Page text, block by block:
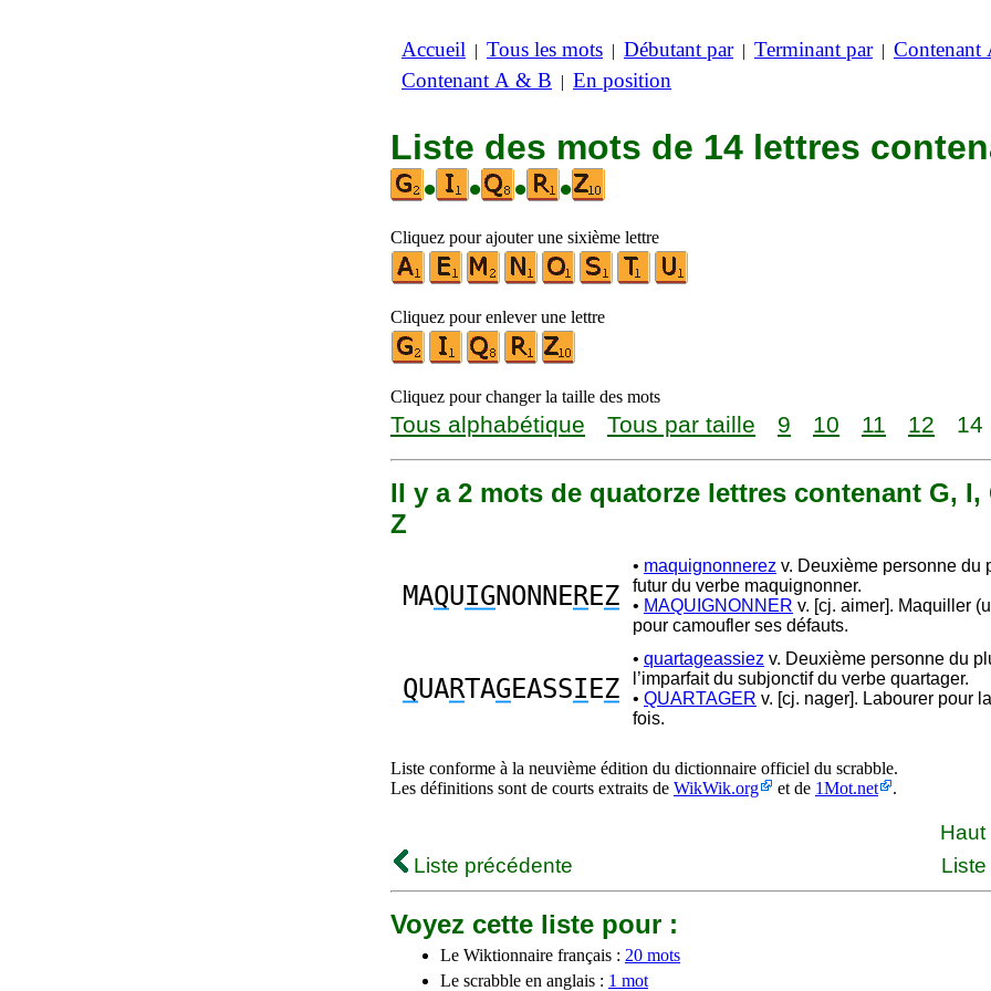
Accueil | Tous les mots | Débutant par| Terminant par| Contenant
Contenant A & B | En position
Liste des mots de 14 lettres
•
• • •
Cliquez pour ajouter une sixième lettre
Cliquez pour enlever une lettre
Cliquez pour changer la taille des mots
Tous alphabétique Tous par taille 9 10 11 12 14
Il y a 2 mots de quatorze lettres contenant G, I,
Z
MAQUIGNONNEREZ
• maquignonnerez v. Deuxième personne du
futur du verbe maquignonner.
• MAQUIGNONNER v. [cj. aimer]. Maquiller
pour camoufler ses défauts.
QUARTAGEASSI EZ
• quartageassiez v. Deuxième personne du
l’imparfait du subjonctif du verbe quartager.
• QUARTAGER v. [cj. nager]. Labourer pour
fois.
Liste conforme à la neuvième édition du dictionnaire officiel du scrabble.
Les définitions sont de courts extraits de WikWik.org et de 1Mot.net .
Haut
Liste précédente
Voyez cette liste pour :
Le Wiktionnaire français : 20 mots
Le scrabble en anglais : 1 mot